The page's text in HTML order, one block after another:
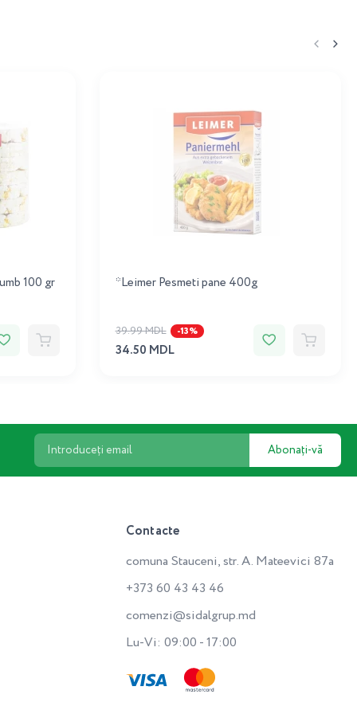
100 gr *Leimer Pesmeti pane 400g
39.99 MDL -13%
34.50 MDL
Abonați-vă
Contacte
comuna Stauceni, str. A. Mateevici 87a
+373 60 43 43 46
comenzi@sidalgrup.md
Lu-Vi: 09:00 - 17:00